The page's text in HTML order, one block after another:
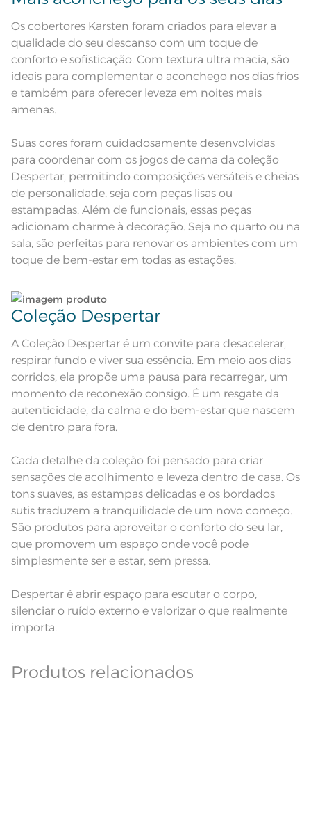
Atributos
Toque ultra macio; Acabamento
Descrição Visual
Cobertor peluciado nos dois lados
com toque ultra macio de cor
cinza e bordo de 2cm
Composição 100% Poliéster
Cor Cinza
Itens Inclusos 1 Cobertor
Medida 2,40m x 2,60m
Acabamento Tinto
Instruções de Lavagem
Ferro de passar com temperatura
maxima de 150ºC; Proibido lavar a
Observações
Pode haver pequena variação de
cor, de acordo com a configuração
e modelo do monitor ou do
nas especificações técnicas do
produto.
Não lave cores claras e cores escuras no mesmo
ciclo;
Lave as peças no ciclo leve, suave ou delicado de
sua lavadora;
Enxágue as peças com bastante água;
Utilize a quantidade mínima de amaciante e sabão;
Leia atentamente as instruções na etiqueta.
Os cobertores Karsten foram criados para elevar a
qualidade do seu descanso com um toque de
conforto e sofisticação. Com textura ultra macia, são
ideais para complementar o aconchego nos dias frios
e também para oferecer leveza em noites mais
amenas.
Suas cores foram cuidadosamente desenvolvidas
para coordenar com os jogos de cama da coleção
Despertar, permitindo composições versáteis e cheias
de personalidade, seja com peças lisas ou
estampadas. Além de funcionais, essas peças
adicionam charme à decoração. Seja no quarto ou na
sala, são perfeitas para renovar os ambientes com um
toque de bem-estar em todas as estações.
Coleção Despertar
A Coleção Despertar é um convite para desacelerar,
respirar fundo e viver sua essência. Em meio aos dias
corridos, ela propõe uma pausa para recarregar, um
momento de reconexão consigo. É um resgate da
autenticidade, da calma e do bem-estar que nascem
de dentro para fora.
Cada detalhe da coleção foi pensado para criar
sensações de acolhimento e leveza dentro de casa. Os
tons suaves, as estampas delicadas e os bordados
sutis traduzem a tranquilidade de um novo começo.
São produtos para aproveitar o conforto do seu lar,
que promovem um espaço onde você pode
simplesmente ser e estar, sem pressa.
Despertar é abrir espaço para escutar o corpo,
silenciar o ruído externo e valorizar o que realmente
importa.
Produtos relacionados